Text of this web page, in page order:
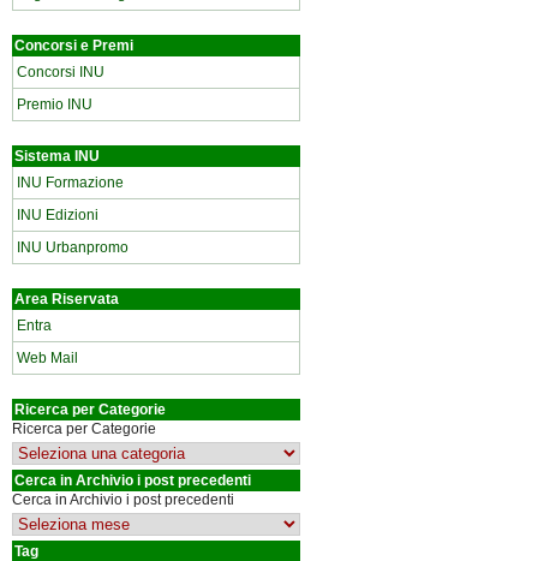
Concorsi e Premi
Concorsi INU
Premio INU
Sistema INU
INU Formazione
INU Edizioni
INU Urbanpromo
Area Riservata
Entra
Web Mail
Ricerca per Categorie
Ricerca per Categorie
Cerca in Archivio i post precedenti
Cerca in Archivio i post precedenti
Tag